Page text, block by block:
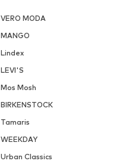
VERO MODA
MANGO
Lindex
LEVI'S
Mos Mosh
BIRKENSTOCK
Tamaris
WEEKDAY
Urban Classics